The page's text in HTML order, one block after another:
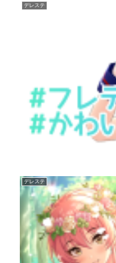
デレステ
デレステ